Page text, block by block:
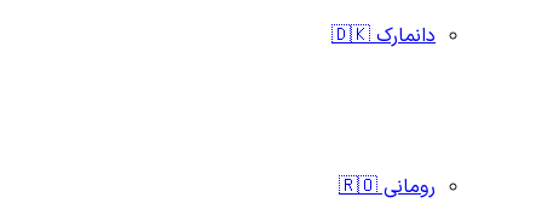
دانمارک 🇩🇰
رومانی 🇷🇴